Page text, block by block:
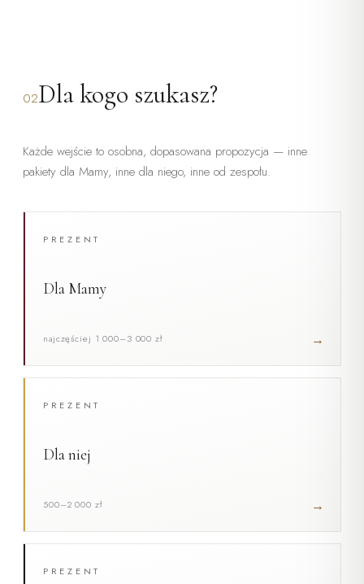
02Dla kogo szukasz?
Każde wejście to osobna, dopasowana propozycja — inne
pakiety dla Mamy, inne dla niego, inne od zespołu.
PREZENT
Dla Mamy
najczęściej 1 000–3 000 zł →
PREZENT
Dla niej
500–2 000 zł →
PREZENT